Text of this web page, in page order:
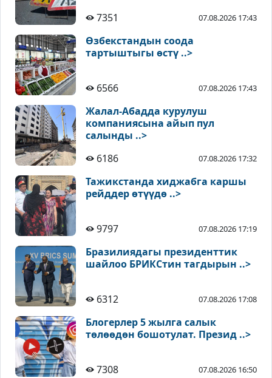
7351 07.08.2026 17:43
Өзбекстандын соода
тартыштыгы өстү ..>
6566 07.08.2026 17:43
Жалал-Абадда курулуш
компаниясына айып пул
салынды ..>
6186
07.08.2026 17:32
Тажикстанда хиджабга каршы
рейддер өтүүдө ..>
9797 07.08.2026 17:19
Бразилиядагы президенттик
шайлоо БРИКСтин тагдырын ..>
6312 07.08.2026 17:08
Блогерлер 5 жылга салык
төлөөдөн бошотулат. Презид ..>
7308 07.08.2026 16:50